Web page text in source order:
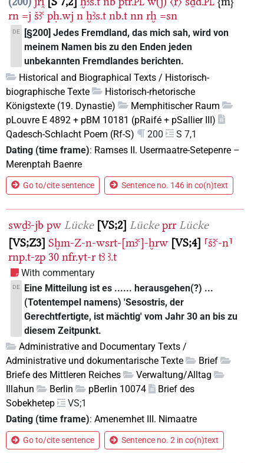
rn =j šꜣꜥ pḥ.wj n ḫꜣs.t nb.t nn rḫ =sn
DE
[§200] Jedes Fremdland, das mich sah, wird von
meinem Namen bis zu den Enden jeden
unbekannten Fremdlandes berichten.
Historical and Biographical Texts / Historisch-
biographische Texte
Historisch-rhetorische
Königstexte (19. Dynastie)
Memphitischer Raum
pLouvre E 4892 + pBM 10181 (pRaifé + pSallier III)
Qadesch-Schlacht Poem (Rf-S)
200
S 7,1
Dating (time frame): Ramses II. Usermaatre-Setepenre –
Merenptah Baenre
Go to/cite sentence Sentence no. 146 in co(n)text
swḏꜣ-jb pw Lücke VS;2 Lücke prr Lücke
VS;Z3 Sḫm-Z-n-wsrt-[mꜣꜥ]-ḫrw VS;4
⸢šꜣꜥ-n⸣
rnp.t-zp 30 nfr.yt-r tꜣ ꜣ.t
With commentary
DE
Eine Mitteilung ist es ...... herausgehen(?) ...
(Totentempel namens) 'Sesostris, der
Gerechtfertigte, ist mächtig' vom Jahr 30 an bis zu
diesem Zeitpunkt.
Administrative and Documentary Texts /
Administrative und dokumentarische Texte
Brief
Briefe des Mittleren Reiches
Verwaltung/Alltag
Illahun
Berlin pBerlin 10074
Brief des
Sobekhetep
VS;1
Dating (time frame): Amenemhet III. Nimaatre
Go to/cite sentence Sentence no. 2 in co(n)text